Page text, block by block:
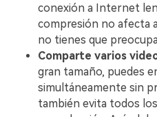
conexión a Internet
compresión no afecta
no tienes que
Comparte varios
gran tamaño, puedes
simultáneamente sin
también evita todos